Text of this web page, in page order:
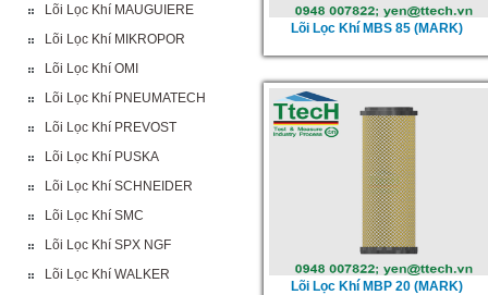
Lõi Lọc Khí MAUGUIERE
Lõi Lọc Khí MIKROPOR
Lõi Lọc Khí OMI
Lõi Lọc Khí PNEUMATECH
Lõi Lọc Khí PREVOST
Lõi Lọc Khí PUSKA
Lõi Lọc Khí SCHNEIDER
Lõi Lọc Khí SMC
Lõi Lọc Khí SPX NGF
Lõi Lọc Khí WALKER
Lõi Lọc Khí MBS 85 (MARK)
Lõi Lọc Khí MBP 20 (MARK)